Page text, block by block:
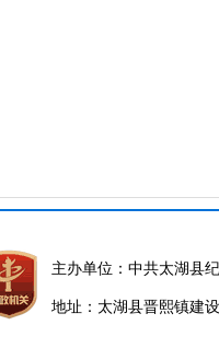
主办单位：中共太湖县
地址：太湖县晋熙镇建